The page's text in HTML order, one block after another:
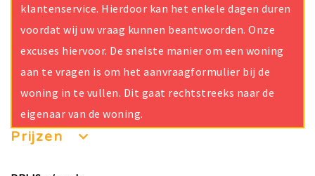
klantenservice. Hierdoor kan het enkele dagen duren
voordat wij uw vraag kunnen beantwoorden. Onze
excuses hiervoor. De snelste manier om een woning
aan te vragen is om het aanvraagformulier bij de
woning in te vullen. Dit gaat rechtstreeks naar de
eigenaar van de woning.
Prijzen